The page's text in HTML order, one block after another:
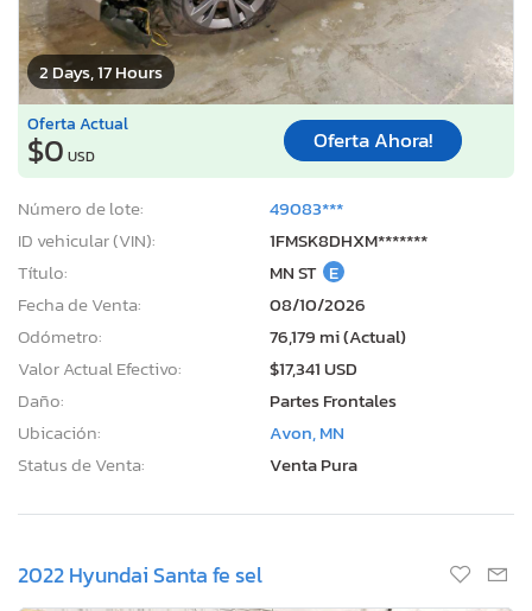
2 Days, 17 Hours
Oferta Actual
$0 USD
Oferta Ahora!
Número de lote:
49083***
ID vehicular (VIN):
1FMSK8DHXM*******
Título:
MN ST E
Fecha de Venta:
08/10/2026
Odómetro:
76,179 mi (Actual)
Valor Actual Efectivo:
$17,341 USD
Daño:
Partes Frontales
Ubicación:
Avon, MN
Status de Venta:
Venta Pura
2022 Hyundai Santa fe sel